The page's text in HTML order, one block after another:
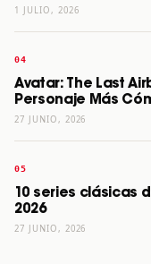
1 JULIO, 2026
Avatar: The Last
Personaje Más
27 JUNIO, 2026
10 series clásicas
2026
27 JUNIO, 2026